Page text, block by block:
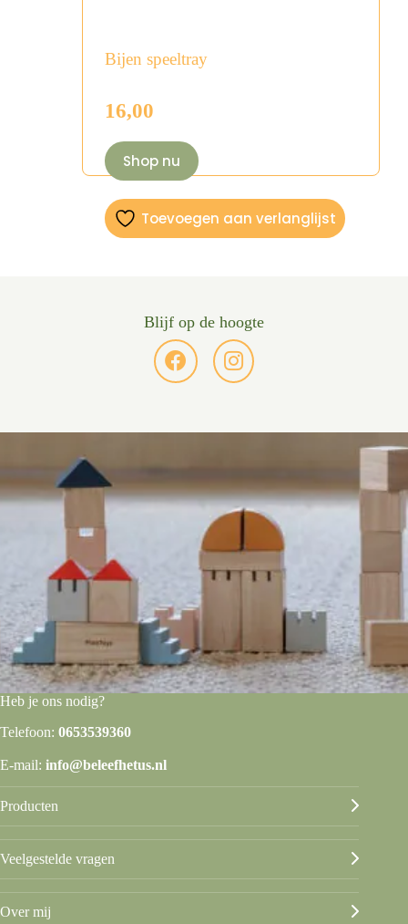
Bijen speeltray
16,00
Shop nu
Toevoegen aan verlanglijst
Blijf op de hoogte
Heb je ons nodig?
Telefoon: 0653539360
E-mail: info@beleefhetus.nl
Producten
Veelgestelde vragen
Over mij